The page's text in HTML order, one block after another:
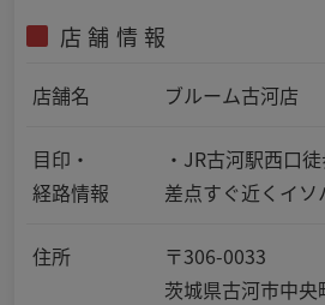
店舗情報
店舗名 ブルーム古河店
目印・
経路情報
・JR古河駅西口
差点すぐ近くイ
住所
〒306-0033
茨城県古河市中